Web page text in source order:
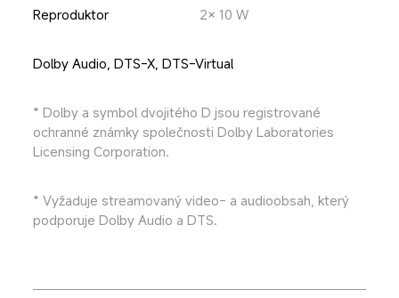
Reproduktor 2× 10 W
Dolby Audio, DTS-X, DTS-Virtual
* Dolby a symbol dvojitého D jsou registrované
ochranné známky společnosti Dolby Laboratories
Licensing Corporation.
* Vyžaduje streamovaný video- a audioobsah, který
podporuje Dolby Audio a DTS.